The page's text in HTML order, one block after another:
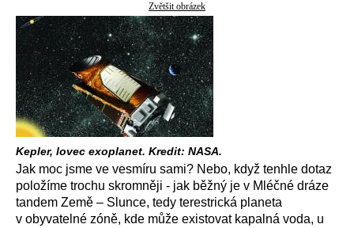
Zvětšit obrázek
Kepler, lovec exoplanet. Kredit: NASA.
Jak moc jsme ve vesmíru sami? Nebo, když tenhle dotaz
položíme trochu skromněji - jak běžný je v Mléčné dráze
tandem Země – Slunce, tedy terestrická planeta
v obyvatelné zóně, kde může existovat kapalná voda, u